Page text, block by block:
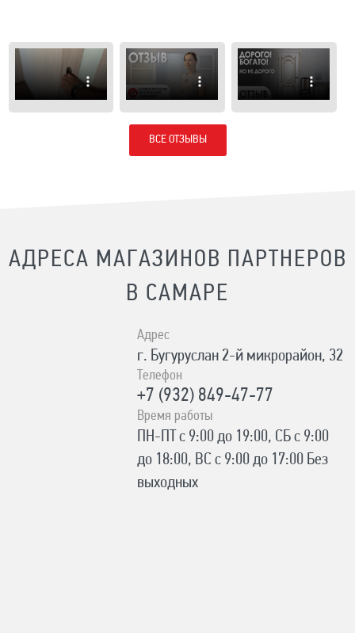
ВСЕ ОТЗЫВЫ
АДРЕСА МАГАЗИНОВ ПАРТНЕРОВ
В САМАРЕ
Адрес
г. Бугуруслан 2-й микрорайон, 32
Телефон
+7 (932) 849-47-77
Время работы
ПН-ПТ с 9:00 до 19:00, СБ с 9:00
до 18:00, ВС с 9:00 до 17:00 Без
выходных